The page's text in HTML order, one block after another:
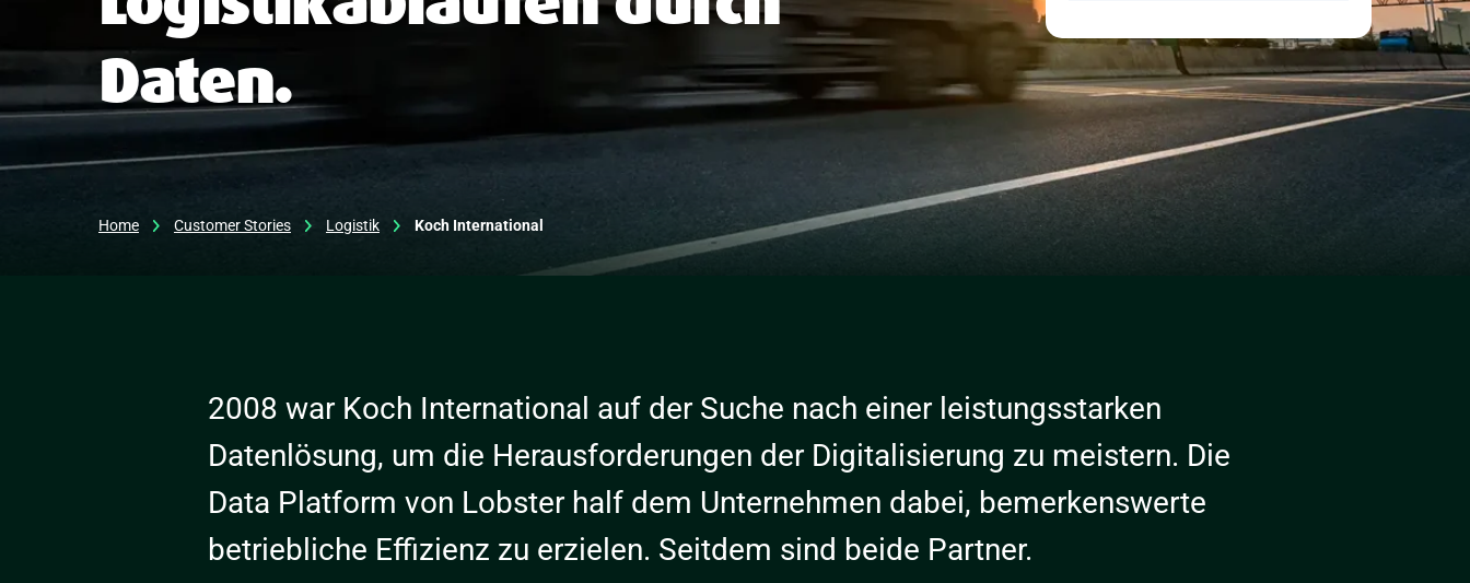
Daten.
Home Customer Stories Logistik Koch International
2008 war Koch International auf der Suche nach einer leistungsstarken
Datenlösung, um die Herausforderungen der Digitalisierung zu meistern. Die
Data Platform von Lobster half dem Unternehmen dabei, bemerkenswerte
betriebliche Effizienz zu erzielen. Seitdem sind beide Partner.